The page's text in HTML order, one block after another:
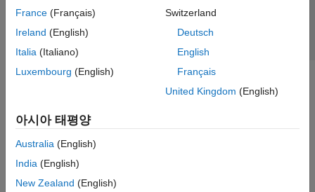
France (Français)
Ireland (English)
Italia (Italiano)
Luxembourg (English)
Switzerland
Deutsch
English
Français
United Kingdom (English)
아시아 태평양
Australia (English)
India (English)
New Zealand (English)